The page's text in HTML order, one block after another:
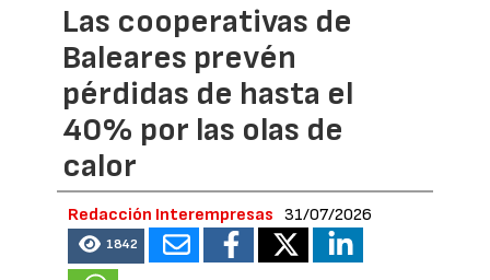
Las cooperativas de
Baleares prevén
pérdidas de hasta el
40% por las olas de
calor
Redacción Interempresas 31/07/2026
1842